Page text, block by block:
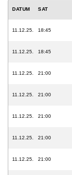
DATUM SAT
11.12.25. 18:45
11.12.25. 18:45
11.12.25. 21:00
11.12.25. 21:00
11.12.25. 21:00
11.12.25. 21:00
11.12.25. 21:00